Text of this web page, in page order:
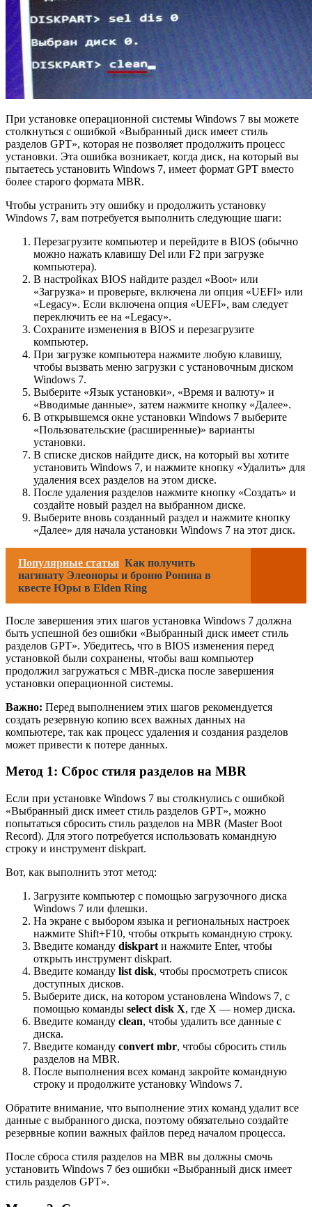
При установке операционной системы Windows 7 вы можете
столкнуться с ошибкой «Выбранный диск имеет стиль
разделов GPT», которая не позволяет продолжить процесс
установки. Эта ошибка возникает, когда диск, на который вы
пытаетесь установить Windows 7, имеет формат GPT вместо
более старого формата MBR.
Чтобы устранить эту ошибку и продолжить установку
Windows 7, вам потребуется выполнить следующие шаги:
Перезагрузите компьютер и перейдите в BIOS (обычно
можно нажать клавишу Del или F2 при загрузке
компьютера).
В настройках BIOS найдите раздел «Boot» или
«Загрузка» и проверьте, включена ли опция «UEFI» или
«Legacy». Если включена опция «UEFI», вам следует
переключить ее на «Legacy».
Сохраните изменения в BIOS и перезагрузите
компьютер.
При загрузке компьютера нажмите любую клавишу,
чтобы вызвать меню загрузки с установочным диском
Windows 7.
Выберите «Язык установки», «Время и валюту» и
«Вводимые данные», затем нажмите кнопку «Далее».
В открывшемся окне установки Windows 7 выберите
«Пользовательские (расширенные)» варианты
установки.
В списке дисков найдите диск, на который вы хотите
установить Windows 7, и нажмите кнопку «Удалить» для
удаления всех разделов на этом диске.
После удаления разделов нажмите кнопку «Создать» и
создайте новый раздел на выбранном диске.
Выберите вновь созданный раздел и нажмите кнопку
«Далее» для начала установки Windows 7 на этот диск.
Популярные статьи Как получить
нагинату Элеоноры и броню Ронина в
квесте Юры в Elden Ring
После завершения этих шагов установка Windows 7 должна
быть успешной без ошибки «Выбранный диск имеет стиль
разделов GPT». Убедитесь, что в BIOS изменения перед
установкой были сохранены, чтобы ваш компьютер
продолжил загружаться с MBR-диска после завершения
установки операционной системы.
Важно: Перед выполнением этих шагов рекомендуется
создать резервную копию всех важных данных на
компьютере, так как процесс удаления и создания разделов
может привести к потере данных.
Метод 1: Сброс стиля разделов на MBR
Если при установке Windows 7 вы столкнулись с ошибкой
«Выбранный диск имеет стиль разделов GPT», можно
попытаться сбросить стиль разделов на MBR (Master Boot
Record). Для этого потребуется использовать командную
строку и инструмент diskpart.
Вот, как выполнить этот метод:
Загрузите компьютер с помощью загрузочного диска
Windows 7 или флешки.
На экране с выбором языка и региональных настроек
нажмите Shift+F10, чтобы открыть командную строку.
Введите команду diskpart и нажмите Enter, чтобы
открыть инструмент diskpart.
Введите команду list disk, чтобы просмотреть список
доступных дисков.
Выберите диск, на котором установлена Windows 7, с
помощью команды select disk X, где X — номер диска.
Введите команду clean, чтобы удалить все данные с
диска.
Введите команду convert mbr, чтобы сбросить стиль
разделов на MBR.
После выполнения всех команд закройте командную
строку и продолжите установку Windows 7.
Обратите внимание, что выполнение этих команд удалит все
данные с выбранного диска, поэтому обязательно создайте
резервные копии важных файлов перед началом процесса.
После сброса стиля разделов на MBR вы должны смочь
установить Windows 7 без ошибки «Выбранный диск имеет
стиль разделов GPT».